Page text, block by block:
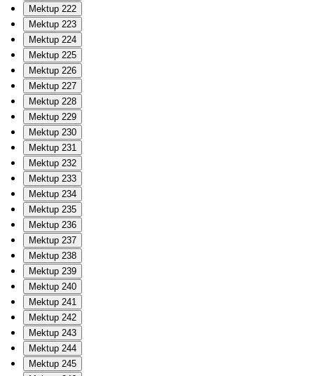
Mektup 222
Mektup 223
Mektup 224
Mektup 225
Mektup 226
Mektup 227
Mektup 228
Mektup 229
Mektup 230
Mektup 231
Mektup 232
Mektup 233
Mektup 234
Mektup 235
Mektup 236
Mektup 237
Mektup 238
Mektup 239
Mektup 240
Mektup 241
Mektup 242
Mektup 243
Mektup 244
Mektup 245